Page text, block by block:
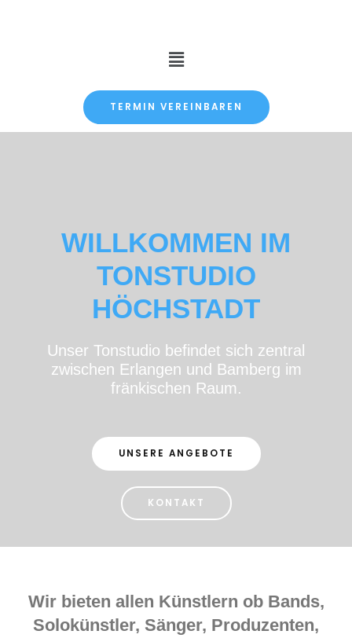
TERMIN VEREINBAREN
WILLKOMMEN IM
TONSTUDIO
HÖCHSTADT
Unser Tonstudio befindet sich zentral
zwischen Erlangen und Bamberg im
fränkischen Raum.
UNSERE ANGEBOTE
KONTAKT
Wir bieten allen Künstlern ob Bands,
Solokünstler, Sänger, Produzenten,